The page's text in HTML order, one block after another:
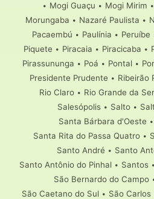
• Mogi Guaçu • Mogi Mirim •
Morungaba • Nazaré Paulista •
Pacaembú • Paulínia • Peruíbe
Piquete • Piracaia • Piracicaba •
Pirassununga • Poá • Pontal •
Presidente Prudente • Ribeirão
Rio Claro • Rio Grande da
Salesópolis• Salto•
Santa Bárbara d'Oeste •
Santa Rita do Passa Quatro•
Santo André • Santo
Santo Antônio do Pinhal • Santos •
São Bernardo do Campo
São Caetano do Sul • São Carlos